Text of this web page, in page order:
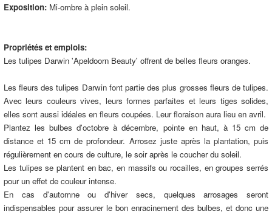
Exposition: Mi-ombre à plein soleil.
Propriétés et emplois:
Les tulipes Darwin 'Apeldoorn Beauty' offrent de belles fleurs oranges.
Les fleurs des tulipes Darwin font partie des plus grosses fleurs de tulipes.
Avec leurs couleurs vives, leurs formes parfaites et leurs tiges solides,
elles sont aussi idéales en fleurs coupées. Leur floraison aura lieu en avril.
Plantez les bulbes d'octobre à décembre, pointe en haut, à 15 cm de
distance et 15 cm de profondeur. Arrosez juste après la plantation, puis
régulièrement en cours de culture, le soir après le coucher du soleil.
Les tulipes se plantent en bac, en massifs ou rocailles, en groupes serrés
pour un effet de couleur intense.
En cas d'automne ou d'hiver secs, quelques arrosages seront
indispensables pour assurer le bon enracinement des bulbes, et donc une